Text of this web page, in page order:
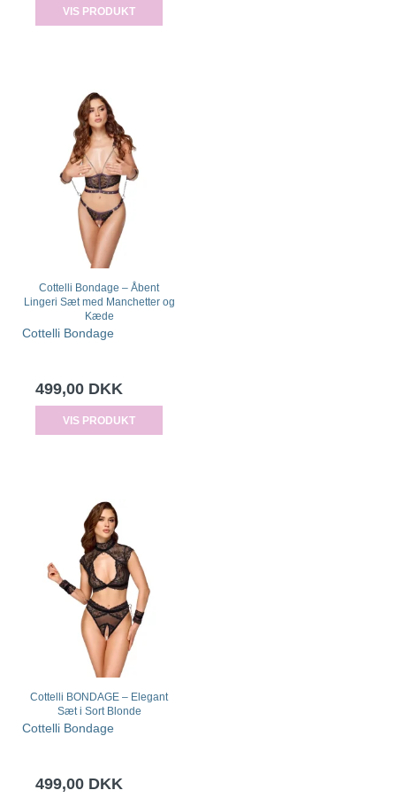
VIS PRODUKT
Cottelli Bondage – Åbent
Lingeri Sæt med Manchetter og
Kæde
Cottelli Bondage
499,00 DKK
VIS PRODUKT
Cottelli BONDAGE – Elegant
Sæt i Sort Blonde
Cottelli Bondage
499,00 DKK